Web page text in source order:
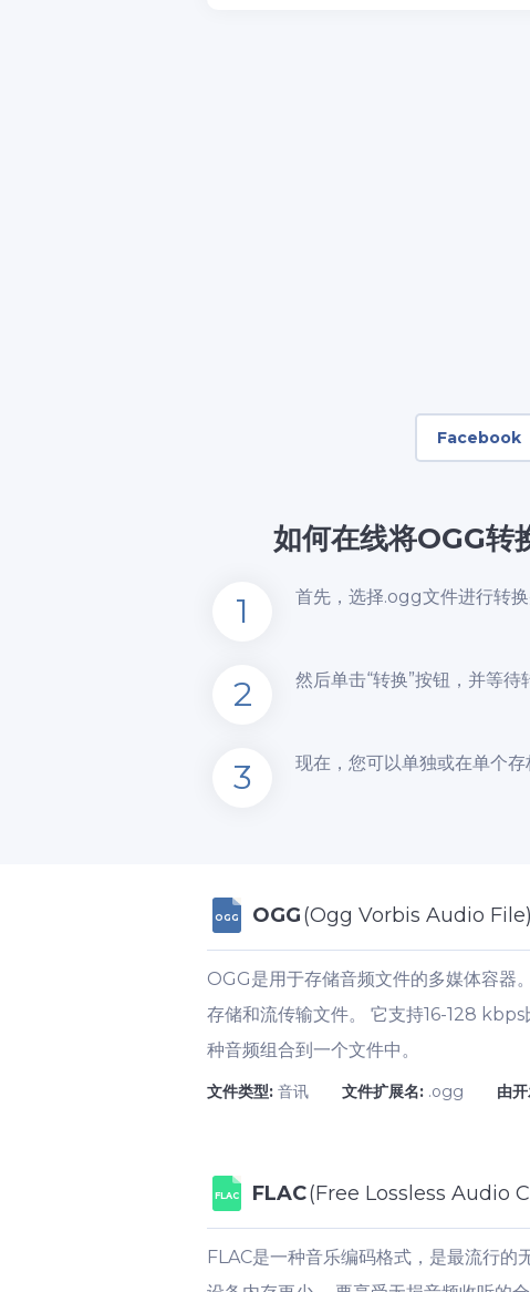
Facebook
如何在线将OGG转
1 首先，选择.ogg文件进行转
2 然后单击“转换”按钮，并等待
3 现在，您可以单独或在单个存
OGG OGG(Ogg Vorbis Audio File)
OGG是用于存储音频文件的多媒体容器
存储和流传输文件。 它支持16-128
种音频组合到一个文件中。
文件类型: 音讯 文件扩展名: .ogg 由
FLAC FLAC(Free Lossless Audio
FLAC是一种音乐编码格式，是最流行的